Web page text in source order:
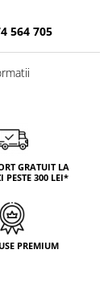
564 705
GRATUIT LA
PESTE 300 LEI*
PREMIUM